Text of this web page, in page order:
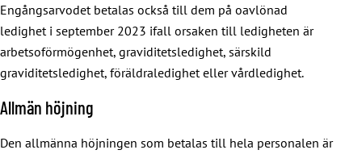
Engångsarvodet betalas också till dem på oavlönad
ledighet i september 2023 ifall orsaken till ledigheten är
arbetsoförmögenhet, graviditetsledighet, särskild
graviditetsledighet, föräldraledighet eller vårdledighet.
Allmän höjning
Den allmänna höjningen som betalas till hela personalen är